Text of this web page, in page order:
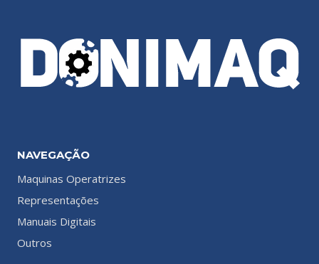
NAVEGAÇÃO
Maquinas Operatrizes
Representações
Manuais Digitais
Outros